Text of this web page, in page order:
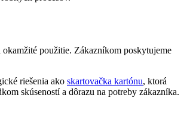
použitie. Zákazníkom poskytujeme
riešenia ako skartovačka kartónu, ktorá
skúseností a dôrazu na potreby zákazníka.